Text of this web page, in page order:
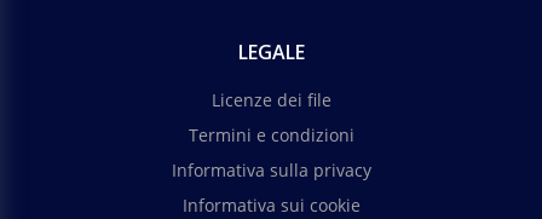
LEGALE
Licenze dei file
Termini e condizioni
Informativa sulla privacy
Informativa sui cookie